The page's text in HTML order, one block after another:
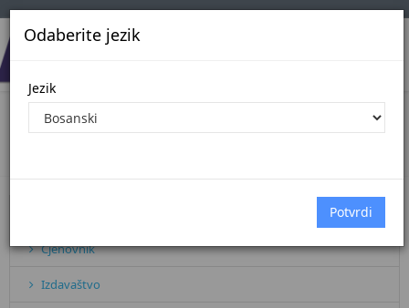
Odaberite jezik
Jezik
Članovi upravnog odbora
Cjenovnik
Izdavaštvo